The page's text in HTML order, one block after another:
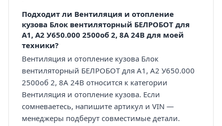
Подходит ли Вентиляция и отопление
кузова Блок вентиляторный БЕЛРОБОТ для
А1, А2 У650.000 2500об 2, 8А 24В для моей
техники?
Вентиляция и отопление кузова Блок
вентиляторный БЕЛРОБОТ для А1, А2 У650.000
2500об 2, 8А 24В относится к категории
Вентиляция и отопление кузова. Если
сомневаетесь, напишите артикул и VIN —
менеджеры подберут совместимые детали.